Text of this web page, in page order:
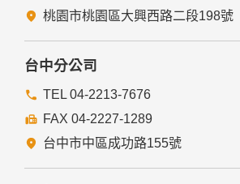
桃園市桃園區大興西路二段198號
台中分公司
TEL 04-2213-7676
FAX 04-2227-1289
台中市中區成功路155號